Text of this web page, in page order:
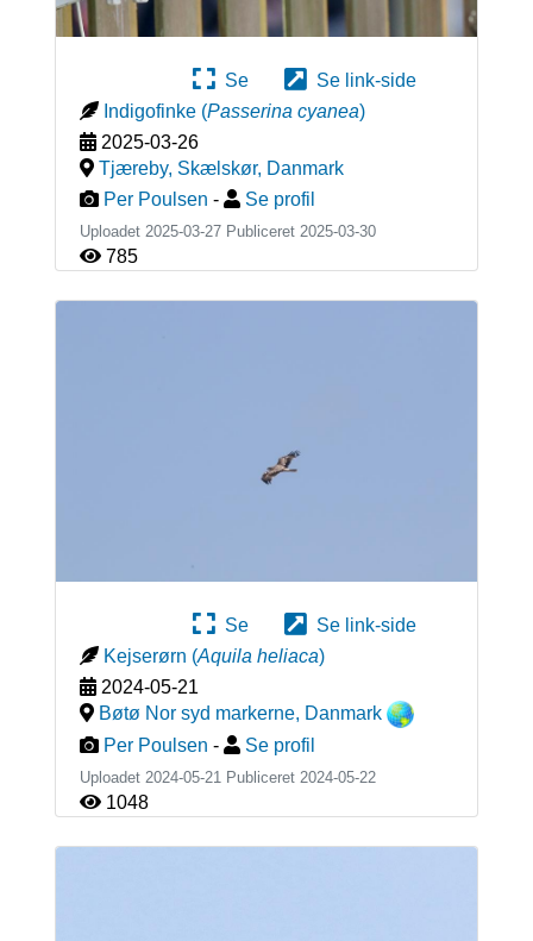
Se
Se link-side
Indigofinke (Passerina cyanea)
2025-03-26
Tjæreby, Skælskør, Danmark
Per Poulsen - Se profil
Uploadet 2025-03-27 Publiceret 2025-03-30
785
Se
Se link-side
Kejserørn (Aquila heliaca)
2024-05-21
Bøtø Nor syd markerne, Danmark
Per Poulsen - Se profil
Uploadet 2024-05-21 Publiceret 2024-05-22
1048